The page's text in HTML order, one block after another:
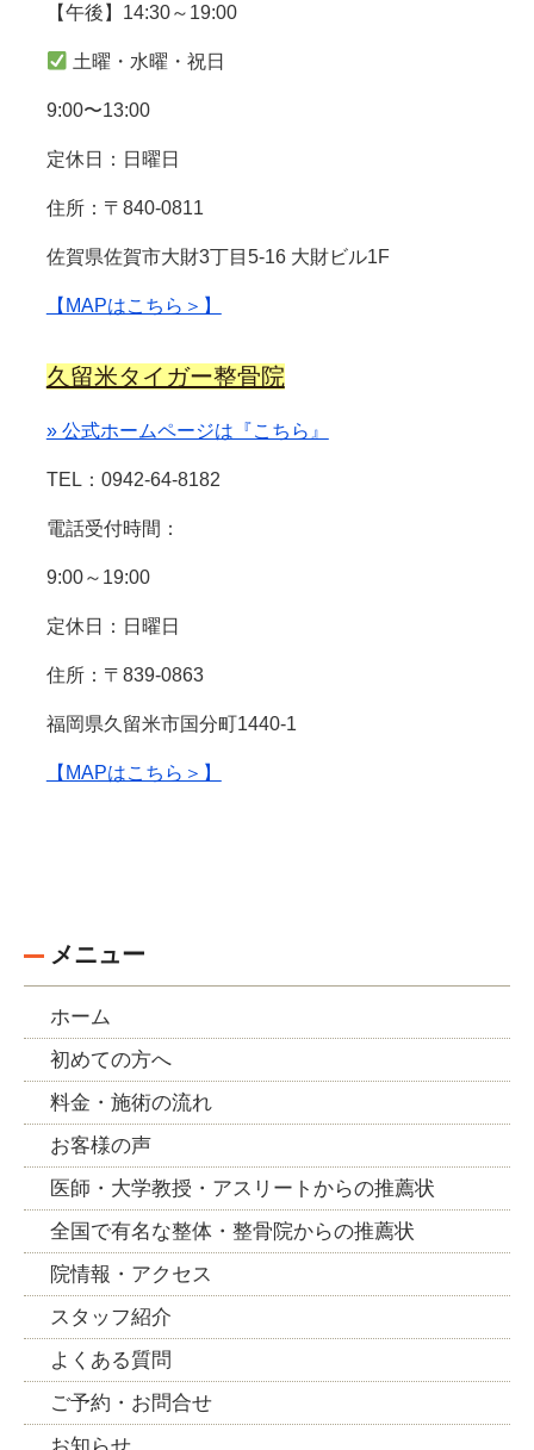
【午後】14:30～19:00
土曜・水曜・祝日
9:00〜13:00
定休日：日曜日
住所：〒840-0811
佐賀県佐賀市大財3丁目5-16 大財ビル1F
【MAPはこちら＞】
久留米タイガー整骨院
» 公式ホームページは『こちら』
TEL：0942-64-8182
電話受付時間：
9:00～19:00
定休日：日曜日
住所：〒839-0863
福岡県久留米市国分町1440-1
【MAPはこちら＞】
メニュー
ホーム
初めての方へ
料金・施術の流れ
お客様の声
医師・大学教授・アスリートからの推薦状
全国で有名な整体・整骨院からの推薦状
院情報・アクセス
スタッフ紹介
よくある質問
ご予約・お問合せ